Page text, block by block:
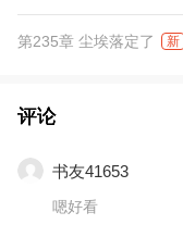
第235章 尘埃落定了 新
评论
书友41653
嗯好看